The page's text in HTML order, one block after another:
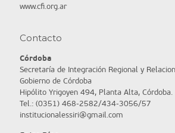
www.cfi.org.ar
Contacto
Córdoba
Secretaría de Integración Regional y
Gobierno de Córdoba
Hipólito Yrigoyen 494, Planta Alta, Córdoba.
Tel.: (0351) 468-2582/434-3056/57
institucionalessiri@gmail.com